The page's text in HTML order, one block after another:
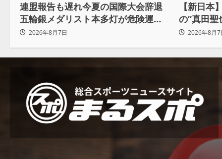
連盟報告も遅れ今夏の国際大会辞退
五輪銀メダリスト本多灯が危険運転
致傷で起訴
2026年8月7日
【新日本
の“真田聖
Yuto-Ice
2026年8月7